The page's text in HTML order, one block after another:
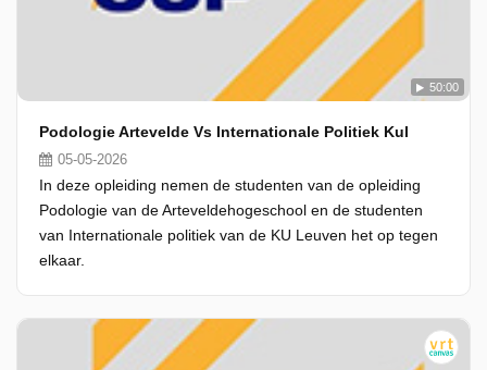
50:00
Podologie Artevelde Vs Internationale Politiek Kul
05-05-2026
In deze opleiding nemen de studenten van de opleiding
Podologie van de Arteveldehogeschool en de studenten
van Internationale politiek van de KU Leuven het op tegen
elkaar.